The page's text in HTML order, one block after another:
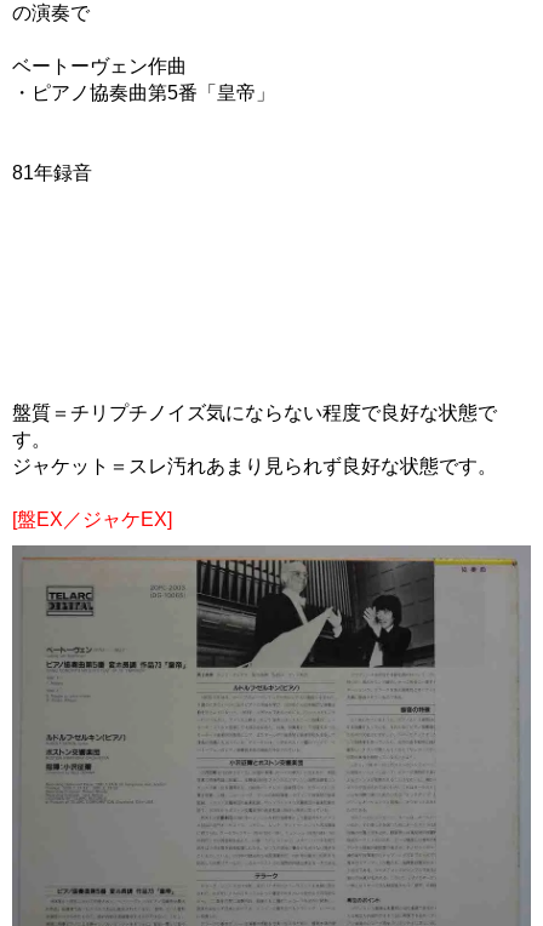
の演奏で
ベートーヴェン作曲
・ピアノ協奏曲第5番「皇帝」
81年録音
盤質＝チリプチノイズ気にならない程度で良好な状態で
す。
ジャケット＝スレ汚れあまり見られず良好な状態です。
[盤EX／ジャケEX]